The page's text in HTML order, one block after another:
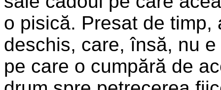
o pisică. Presat de
deschis, care, însă, nu
pe care o cumpără de